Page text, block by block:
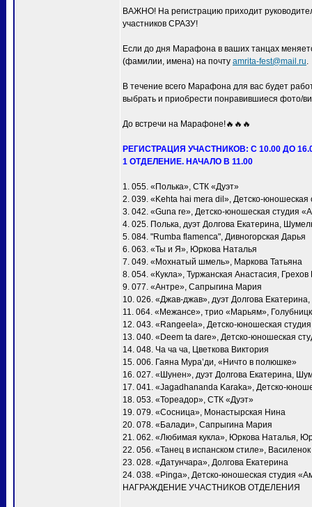
ВАЖНО! На регистрацию приходит
участников СРАЗУ!
Если до дня Марафона в ваших танцах
(фамилии, имена) на почту amrita-fest@mail.ru.
В течение всего Марафона для вас будет
выбрать и приобрести понравившиеся фото/
До встречи на Марафоне!🔥🔥🔥
РЕГИСТРАЦИЯ УЧАСТНИКОВ: С 10.00 ДО
1 ОТДЕЛЕНИЕ. НАЧАЛО В 11.00
1. 055. «Полька», СТК «Дуэт»
2. 039. «Kehta hai mera dil», Детско-юношеская
3. 042. «Guna re», Детско-юношеская студия
4. 025. Полька, дуэт Долгова Екатерина,
5. 084. "Rumba flamenca", Дивногорская Дарья
6. 063. «Ты и Я», Юркова Наталья
7. 049. «Мохнатый шмель», Маркова Татьяна
8. 054. «Кукла», Туржанская Анастасия, Грехов
9. 077. «Антре», Сапрыгина Мария
10. 026. «Джав-джав», дуэт Долгова
11. 064. «Межансе», трио «Марьям»,
12. 043. «Rangeela», Детско-юношеская
13. 040. «Deem ta dare», Детско-юношеская
14. 048. Ча ча ча, Цветкова Виктория
15. 006. Гаяна Мура’ди, «Ничто в полюшке»
16. 027. «Шунен», дуэт Долгова Екатерина,
17. 041. «Jagadhananda Karaka», Детско-
18. 053. «Тореадор», СТК «Дуэт»
19. 079. «Сосница», Монастырская Нина
20. 078. «Балади», Сапрыгина Мария
21. 062. «Любимая кукла», Юркова Наталья,
22. 056. «Танец в испанском стиле»,
23. 028. «Датунчара», Долгова Екатерина
24. 038. «Pinga», Детско-юношеская студия
НАГРАЖДЕНИЕ УЧАСТНИКОВ ОТДЕЛЕНИЯ